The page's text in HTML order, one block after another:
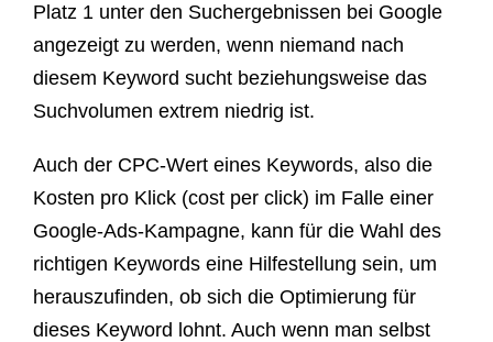
Platz 1 unter den Suchergebnissen bei Google
angezeigt zu werden, wenn niemand nach
diesem Keyword sucht beziehungsweise das
Suchvolumen extrem niedrig ist.
Auch der CPC-Wert eines Keywords, also die
Kosten pro Klick (cost per click) im Falle einer
Google-Ads-Kampagne, kann für die Wahl des
richtigen Keywords eine Hilfestellung sein, um
herauszufinden, ob sich die Optimierung für
dieses Keyword lohnt. Auch wenn man selbst